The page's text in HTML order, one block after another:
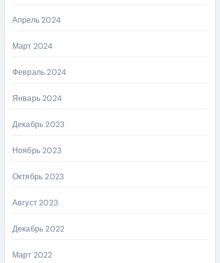
Апрель 2024
Март 2024
Февраль 2024
Январь 2024
Декабрь 2023
Ноябрь 2023
Октябрь 2023
Август 2023
Декабрь 2022
Март 2022